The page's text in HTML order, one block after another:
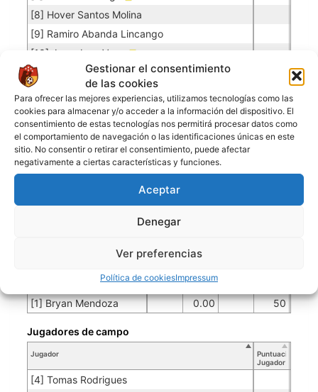
Gestionar el consentimiento
de las cookies
Para ofrecer las mejores experiencias, utilizamos tecnologías como las
cookies para almacenar y/o acceder a la información del dispositivo. El
consentimiento de estas tecnologías nos permitirá procesar datos como
el comportamiento de navegación o las identificaciones únicas en este
sitio. No consentir o retirar el consentimiento, puede afectar
negativamente a ciertas características y funciones.
Aceptar
Denegar
Ver preferencias
Política de cookiesImpressum
[8] Hover Santos Molina
[9] Ramiro Abanda Lincango
[10] Juan Jose Vega
[11] Ivan Garcia
[17] Eduardo Castaño
[19] Joseph Rogel
[20] Adrian Vega Barrero
[70] Henry Alzate
[78] Jhon Freddy C
Jugador
Po
[1] Bryan Mendoza 0.00 50
Jugador
Puntuación
Jugador
[4] Tomas Rodrigues
Jugadores de campo